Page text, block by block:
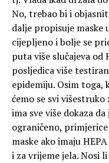
No, trebao bi i
dalje propisuje
cijepljeno i bolje se
puta više slučajeva
posljedica više
epidemiju. Osim toga,
ćemo se svi
ima sve više dokaza
ograničeno,
maske ako imaju
i za vrijeme jela. Nosi